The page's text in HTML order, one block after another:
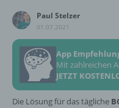
Paul Stelzer
01.07.2021
App
Mit zahlreichen
JETZT
Die Lösung für das tägliche